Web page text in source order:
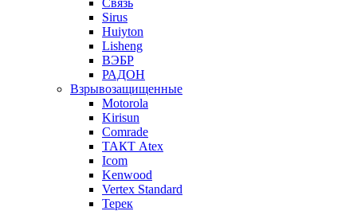
Связь
Sirus
Huiyton
Lisheng
ВЭБР
РАДОН
Взрывозащищенные
Motorola
Kirisun
Comrade
ТАКТ Atex
Icom
Kenwood
Vertex Standard
Терек